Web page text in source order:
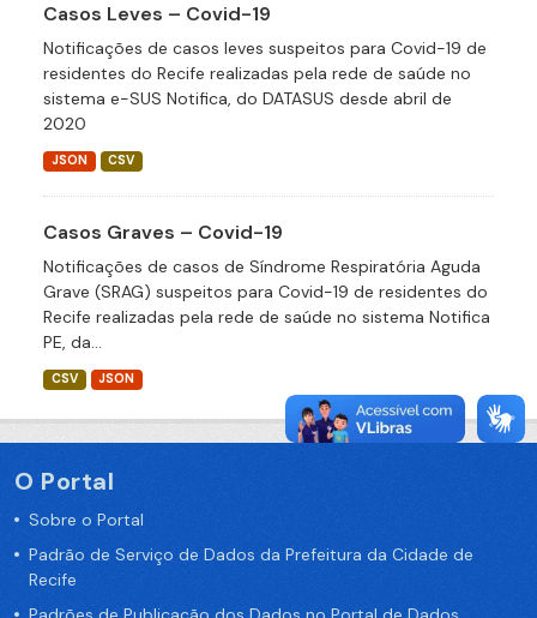
Casos Leves – Covid-19
Notificações de casos leves suspeitos para Covid-19 de
residentes do Recife realizadas pela rede de saúde no
sistema e-SUS Notifica, do DATASUS desde abril de
2020
JSON CSV
Casos Graves – Covid-19
Notificações de casos de Síndrome Respiratória Aguda
Grave (SRAG) suspeitos para Covid-19 de residentes do
Recife realizadas pela rede de saúde no sistema Notifica
PE, da...
CSV JSON
O Portal
Sobre o Portal
Padrão de Serviço de Dados da Prefeitura da Cidade de
Recife